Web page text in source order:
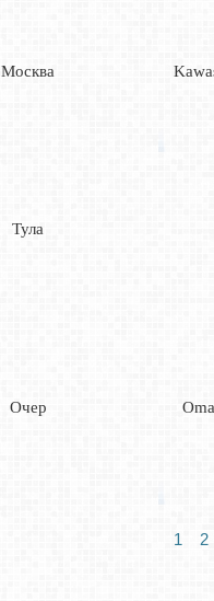
Москва
Тула
Очер
1 2